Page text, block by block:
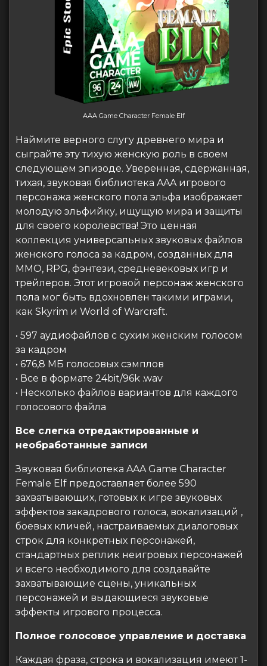
AAA Game Character Female Elf
Наймите верного слугу древнего мира и
сыграйте эту тихую женскую роль в своем
следующем эпизоде. Уверенная, сдержанная,
тихая, звуковая библиотека AAA игрового
персонажа женского пола эльфа изображает
молодую эльфийку, ищущую мира и защиты
для своего королевства! Это ценная
коллекция универсальных звуковых файлов
женского голоса за кадром, созданных для
MMO, RPG, фэнтези, средневековых игр и
трейлеров. Этот игровой персонаж женского
пола мог быть вдохновлен такими играми,
как Skyrim и World of Warcraft.
• 597 аудиофайлов с сухим женским голосом
за кадром
• 676,8 МБ голосовых сэмплов
• Все в формате 24bit/96k .wav
• Несколько файлов вариантов для каждого
голосового файла
Все слегка отредактированные и
необработанные записи
Звуковая библиотека AAA Game Character
Female Elf предоставляет более 590
захватывающих, готовых к игре звуковых
эффектов закадрового голоса, вокализаций ,
боевых кличей, настраиваемых диалоговых
строк для конкретных персонажей,
стандартных реплик неигровых персонажей
и всего необходимого для создавайте
захватывающие сцены, уникальных
персонажей и выдающиеся звуковые
эффекты игрового процесса.
Полное голосовое управление и доставка
Каждая фраза, строка и вокализация имеют 1-